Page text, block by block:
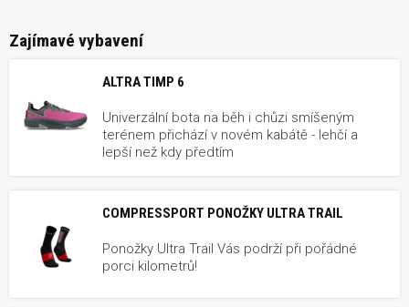
Zajímavé vybavení
ALTRA TIMP 6
Univerzální bota na běh i chůzi smíšeným
terénem přichází v novém kabátě - lehčí a
lepší než kdy předtím
COMPRESSPORT PONOŽKY ULTRA TRAIL
Ponožky Ultra Trail Vás podrží při pořádné
porci kilometrů!